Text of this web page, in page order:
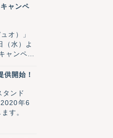
ャンペ
オ）」
水）よ
ャンペー
開始！
ンド
年6
す。